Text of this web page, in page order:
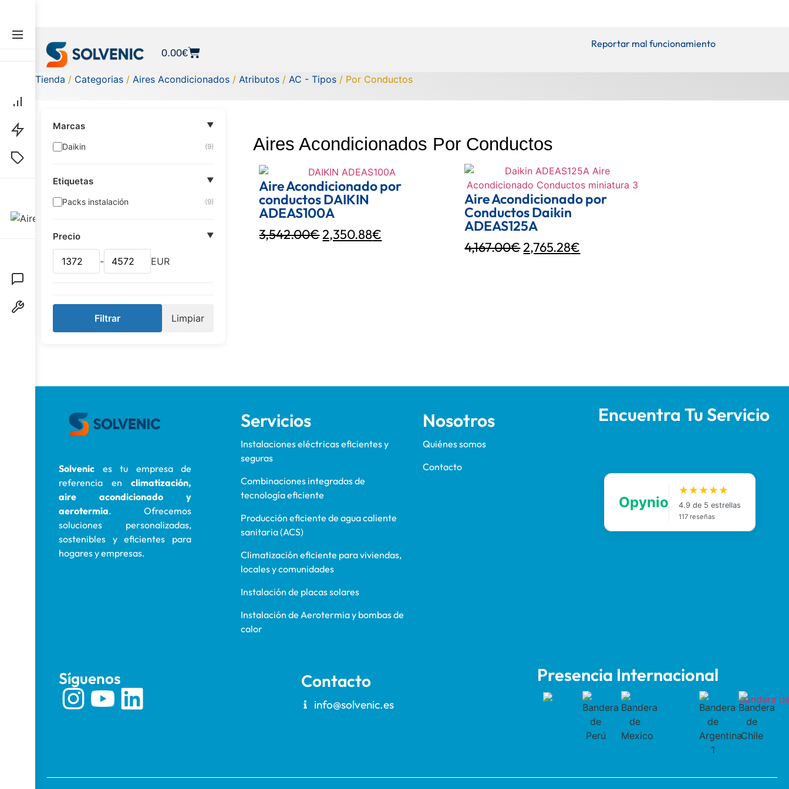
0.00€
Reportar mal funcionamiento
Tienda / Categorias / Aires Acondicionados / Atributos / AC - Tipos / Por Conductos
Marcas ▼
Daikin (9)
Etiquetas ▼
Packs instalación (9)
Precio ▼
- EUR
Filtrar Limpiar
Aires Acondicionados Por Conductos
Aire Acondicionado por
conductos DAIKIN
ADEAS100A
3,542.00€2,350.88€
Aire Acondicionado por
Conductos Daikin
ADEAS125A
4,167.00€2,765.28€
Solvenic es tu empresa de
referencia enclimatización,
aire acondicionado y
aerotermia. Ofrecemos
soluciones personalizadas,
sostenibles y eficientes para
hogares y empresas.
Servicios
Instalaciones eléctricas eficientes y
seguras
Combinaciones integradas de
tecnología eficiente
Producción eficiente de agua caliente
sanitaria (ACS)
Climatización eficiente para viviendas,
locales y comunidades
Instalación de placas solares
Instalación de Aerotermia y bombas de
calor
Nosotros
Quiénes somos
Contacto
Encuentra Tu Servicio
Síguenos Contacto
info@solvenic.es
Presencia Internacional